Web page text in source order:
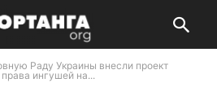
Раду Украины внесли проект
ингушей на...